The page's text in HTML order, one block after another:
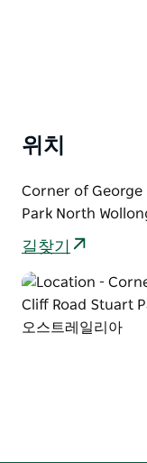
위치
Corner of George
Park North
길찾기